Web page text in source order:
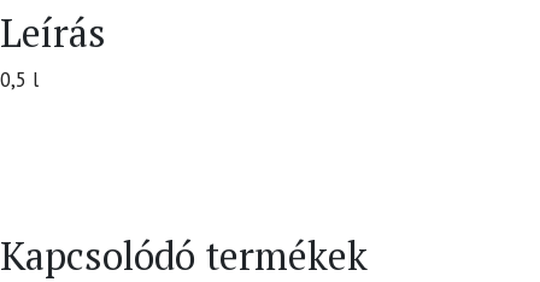
Leírás
0,5 l
Kapcsolódó termékek